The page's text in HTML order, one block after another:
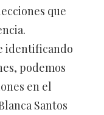
que
identificando
podemos
en el
Santos